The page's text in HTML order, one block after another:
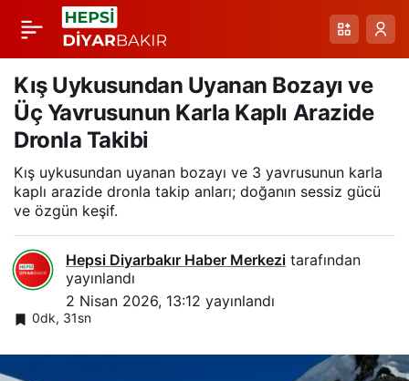
Kış Uykusundan Uyanan Bozayı ve
Üç Yavrusunun Karla Kaplı Arazide
Dronla Takibi
Kış uykusundan uyanan bozayı ve 3 yavrusunun karla
kaplı arazide dronla takip anları; doğanın sessiz gücü
ve özgün keşif.
Hepsi Diyarbakır Haber Merkezi tarafından
yayınlandı
2 Nisan 2026, 13:12 yayınlandı
0dk, 31sn
Yağışın Ardından Yol
Güvenliğini Sağlayan
Beden Eğitimi
Öğretmeni
Paylaş